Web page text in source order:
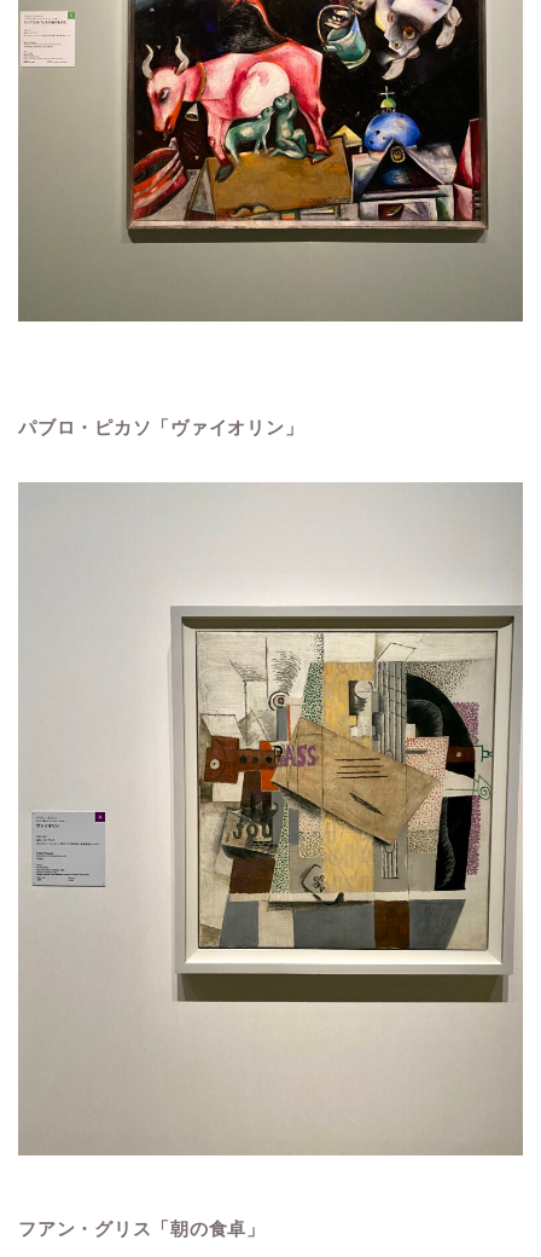
パブロ・ピカソ「ヴァイオリン」
フアン・グリス「朝の食卓」